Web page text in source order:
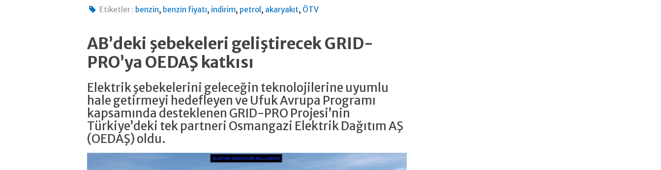
Etiketler : benzin, benzin fiyatı, indirim, petrol , akaryakıt, ÖTV
AB’deki şebekeleri geliştirecek GRID-
PRO’ya OEDAŞ katkısı
Elektrik şebekelerini geleceğin teknolojilerine uyumlu
hale getirmeyi hedefleyen ve Ufuk Avrupa Programı
kapsamında desteklenen GRID-PRO Projesi’nin
Türkiye’deki tek partneri Osmangazi Elektrik Dağıtım AŞ
(OEDAŞ) oldu.